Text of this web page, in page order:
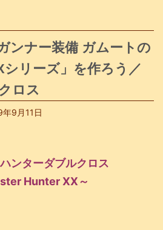
ンナー装備 ガムートの
シリーズ」を作ろう／
ロス
年9月11日
ンターダブルクロス
Hunter XX～